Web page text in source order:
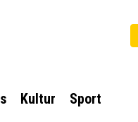
Kultur Sport